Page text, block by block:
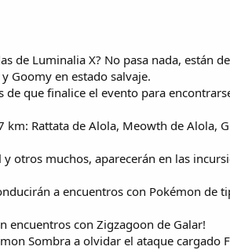
de Luminalia X? No pasa nada, están
Goomy en estado salvaje.
que finalice el evento para
Rattata de Alola, Meowth de Alola,
otros muchos, aparecerán en las
a encuentros con Pokémon de
encuentros con Zigzagoon de Galar!
Sombra a olvidar el ataque cargado